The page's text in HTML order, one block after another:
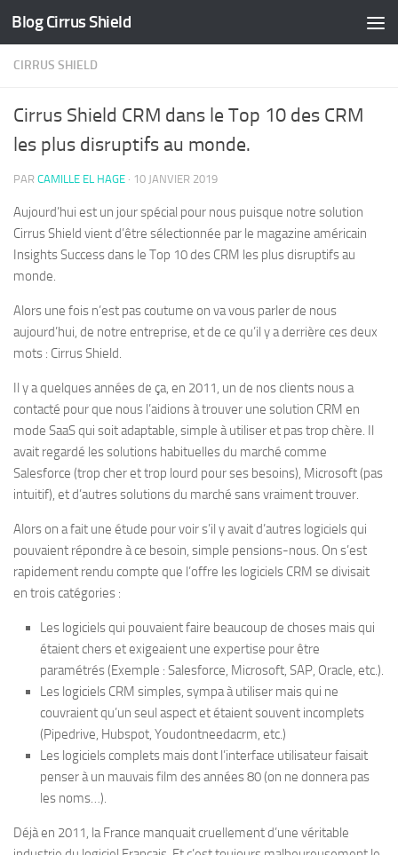
Skip to content
Blog Cirrus Shield
CIRRUS SHIELD
Cirrus Shield CRM dans le Top 10 des CRM
les plus disruptifs au monde.
PAR CAMILLE EL HAGE · 10 JANVIER 2019
Aujourd’hui est un jour spécial pour nous puisque notre solution
Cirrus Shield vient d’être sélectionnée par le magazine américain
Insights Success dans le Top 10 des CRM les plus disruptifs au
monde.
Alors une fois n’est pas coutume on va vous parler de nous
aujourd’hui, de notre entreprise, et de ce qu’il y a derrière ces deux
mots : Cirrus Shield.
Il y a quelques années de ça, en 2011, un de nos clients nous a
contacté pour que nous l’aidions à trouver une solution CRM en
mode SaaS qui soit adaptable, simple à utiliser et pas trop chère. Il
avait regardé les solutions habituelles du marché comme
Salesforce (trop cher et trop lourd pour ses besoins), Microsoft (pas
intuitif), et d’autres solutions du marché sans vraiment trouver.
Alors on a fait une étude pour voir s’il y avait d’autres logiciels qui
pouvaient répondre à ce besoin, simple pensions-nous. On s’est
rapidement rendu compte que l’offre les logiciels CRM se divisait
en trois catégories :
Les logiciels qui pouvaient faire beaucoup de choses mais qui
étaient chers et exigeaient une expertise pour être
paramétrés (Exemple : Salesforce, Microsoft, SAP, Oracle, etc.).
Les logiciels CRM simples, sympa à utiliser mais qui ne
couvraient qu’un seul aspect et étaient souvent incomplets
(Pipedrive, Hubspot, Youdontneedacrm, etc.)
Les logiciels complets mais dont l’interface utilisateur faisait
penser à un mauvais film des années 80 (on ne donnera pas
les noms…).
Déjà en 2011, la France manquait cruellement d’une véritable